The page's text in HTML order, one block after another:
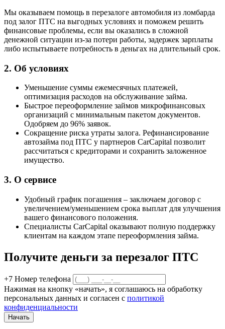
Мы оказываем помощь в перезалоге автомобиля из ломбарда
под залог ПТС на выгодных условиях и поможем решить
финансовые проблемы, если вы оказались в сложной
денежной ситуации из-за потери работы, задержек зарплаты
либо испытываете потребность в деньгах на длительный срок.
2. Об условиях
Уменьшение суммы ежемесячных платежей,
оптимизация расходов на обслуживание займа.
Быстрое переоформление займов микрофинансовых
организаций с минимальным пакетом документов.
Одобряем до 96% заявок.
Сокращение риска утраты залога. Рефинансирование
автозайма под ПТС у партнеров CarCapital позволит
рассчитаться с кредиторами и сохранить заложенное
имущество.
3. О сервисе
Удобный график погашения – заключаем договор с
увеличением/уменьшением срока выплат для улучшения
вашего финансового положения.
Специалисты CarCapital оказывают полную поддержку
клиентам на каждом этапе переоформления займа.
Получите деньги за перезалог ПТС
+7 Номер телефона
Нажимая на кнопку «начать», я соглашаюсь на обработку
персональных данных и согласен с политикой
конфиденциальности
Начать